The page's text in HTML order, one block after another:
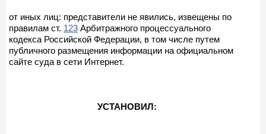
от иных лиц: представители не явились, извещены по
правилам ст. 123 Арбитражного процессуального
кодекса Российской Федерации, в том числе путем
публичного размещения информации на официальном
сайте суда в сети Интернет.
УСТАНОВИЛ: